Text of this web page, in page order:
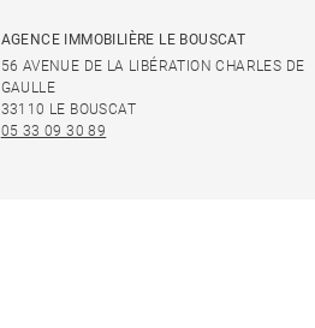
AGENCE IMMOBILIÈRE LE BOUSCAT
56 AVENUE DE LA LIBÉRATION CHARLES DE
GAULLE
33110 LE BOUSCAT
05 33 09 30 89